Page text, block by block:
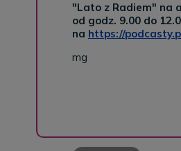
"Lato z Radiem" na
od godz. 9.00 do
na https://
mg